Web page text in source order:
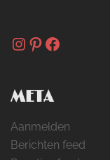
Instagram
Pinterest
Facebook
META
Aanmelden
Berichten feed